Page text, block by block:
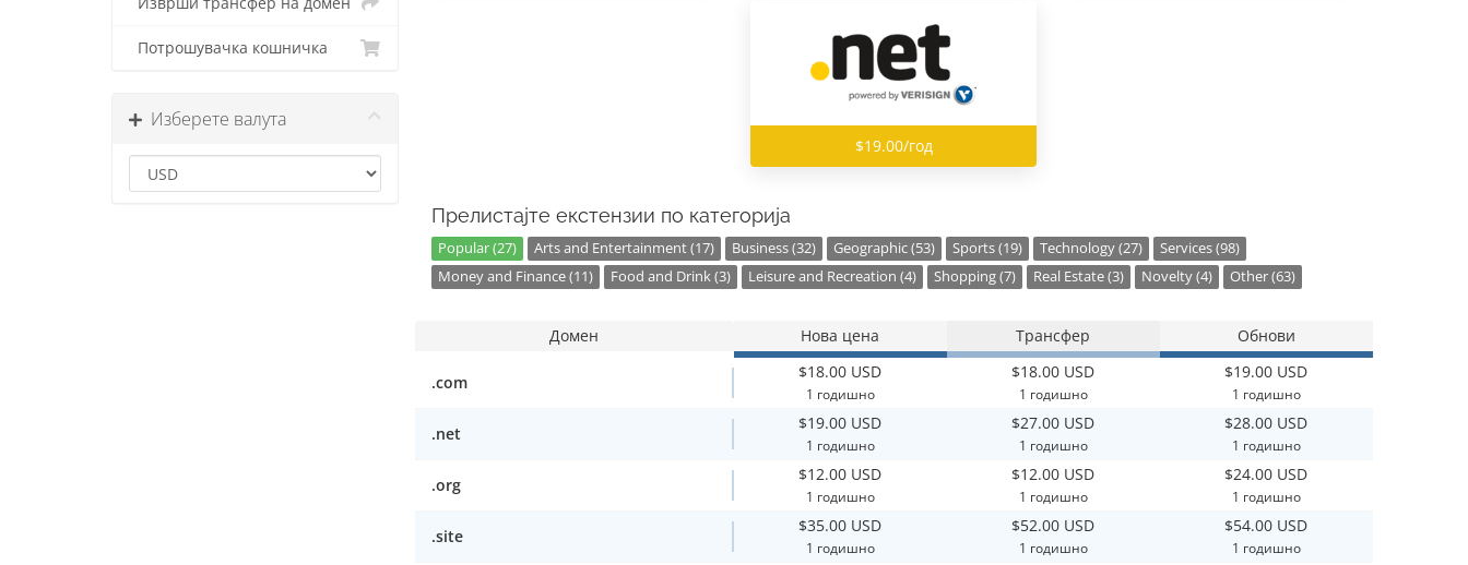
Потрошувачка кошничка
Изберете валута
$19.00/год
Прелистајте екстензии по категорија
Popular (27) Arts and Entertainment (17) Business (32) Geographic (53) Sports (19) Technology (27)
Services (98)
Money and Finance (11)
Food and Drink (3) Leisure and Recreation (4) Shopping (7) Real Estate (3) Novelty (4) Other (63)
Домен Нова цена Трансфер Обнови
.com
$18.00 USD
1 годишно
$18.00 USD
1 годишно
$19.00 USD
1 годишно
.net
$19.00 USD
1 годишно
$27.00 USD
1 годишно
$28.00 USD
1 годишно
.org
$12.00 USD
1 годишно
$12.00 USD
1 годишно
$24.00 USD
1 годишно
.site
$35.00 USD
1 годишно
$52.00 USD
1 годишно
$54.00 USD
1 годишно